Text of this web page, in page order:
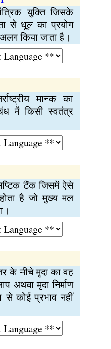
युक्‍ति जिसके
से धूल का प्रयोग
किया जाता है।
मानक का
में किसी स्वतंत्र
टैंक जिसमें ऐसे
है जो मुख्य मल
के नीचे मृदा का वह
अथवा मृदा निर्माण
से कोई प्रभाव नहीं